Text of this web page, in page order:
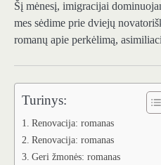
Šį mėnesį, imigracijai
mes sėdime prie dviejų
romanų apie perkėlimą,
Turinys:
Renovacija: romanas
Renovacija: romanas
Geri žmonės: romanas